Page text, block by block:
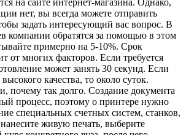
нет, вы всегда можете отправить
задать интересующий вас вопрос. В
компании обратятся за помощью в этом
примерно на 5-10%. Срок
от многих факторов. Если требуется
может занять 30 секунд. Если
качества, то около суток.
почему так долго. Создание документа
процесс, поэтому о принтере нужно
специальных счетных систем, станков,
живую печать, выберите